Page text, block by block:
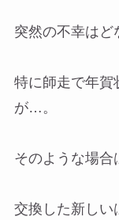
突然の不幸はど
特に師走で年賀
が…。
そのような場合
交換した新しい